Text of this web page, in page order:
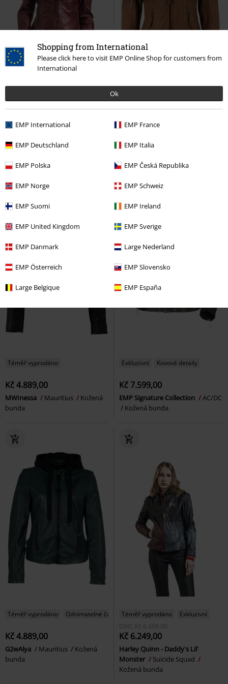
Shopping from International
Please click here to visit EMP Online Shop for customers from
International
Ok
EMP International EMP France
EMP Deutschland EMP Italia
EMP Polska EMP Česká Republika
EMP Norge EMP Schweiz
EMP Suomi EMP Ireland
EMP United Kingdom EMP Sverige
EMP Danmark Large Nederland
EMP Österreich EMP Slovensko
Large Belgique EMP España
Téměř vyprodáno Odnímatelné části
Kč 4.209,00
Kožená bunda
Téměř vyprodáno Odnímatelné
Kč 4.889,00
Kožená bunda
Téměř vyprodáno
Kč 4.889,00
MWInessa Mauritius
Kožená
bunda
Exkluzivní Kovové detaily
Kč 7.599,00
EMP Signature Collection
AC/DC
Kožená bunda
Téměř vyprodáno Odnímatelné části
Kč 4.889,00
G2wAlya Mauritius
Kožená
bunda
Téměř vyprodáno
Exkluzivní
DMC
Kč 6.499,00
Kč 6.249,00
Harley Quinn - Daddy's Lil'
Monster
Suicide Squad
Kožená bunda